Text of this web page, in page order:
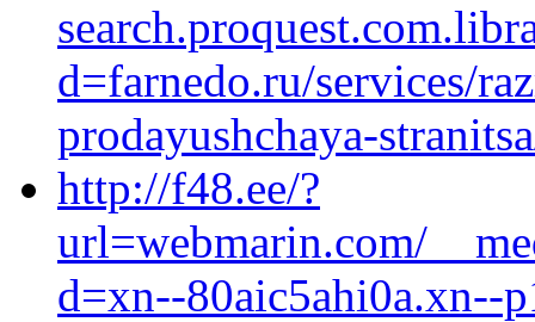
d=farnedo.ru/services/
prodayushchaya-
http://f48.ee/?
url=webmarin.com/
d=xn--80aic5ahi0a.xn--